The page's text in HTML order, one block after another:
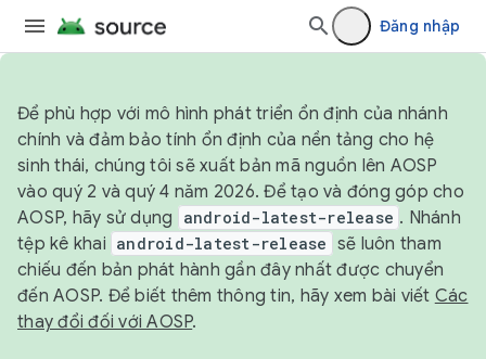
Đăng nhập
Để phù hợp với mô hình phát triển ổn định của nhánh
chính và đảm bảo tính ổn định của nền tảng cho hệ
sinh thái, chúng tôi sẽ xuất bản mã nguồn lên AOSP
vào quý 2 và quý 4 năm 2026. Để tạo và đóng góp cho
AOSP, hãy sử dụng
android-latest-release . Nhánh
tệp kê khai android-latest-release sẽ luôn tham
chiếu đến bản phát hành gần đây nhất được chuyển
đến AOSP. Để biết thêm thông tin, hãy xem bài viết Các
thay đổi đối với AOSP.